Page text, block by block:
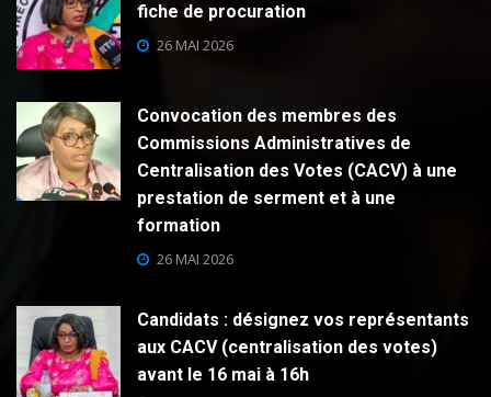
fiche de procuration
26 MAI 2026
Convocation des membres des
Commissions Administratives de
Centralisation des Votes (CACV) à une
prestation de serment et à une
formation
26 MAI 2026
Candidats : désignez vos représentants
aux CACV (centralisation des votes)
avant le 16 mai à 16h